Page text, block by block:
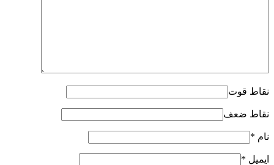
نقاط قوت
نقاط ضعف
نام *
ایمیل *